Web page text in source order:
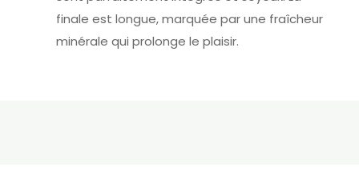
finale est longue, marquée par une fraîcheur
minérale qui prolonge le plaisir.